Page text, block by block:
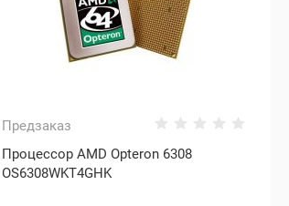
Предзаказ
Процессор AMD Opteron 6308
OS6308WKT4GHK